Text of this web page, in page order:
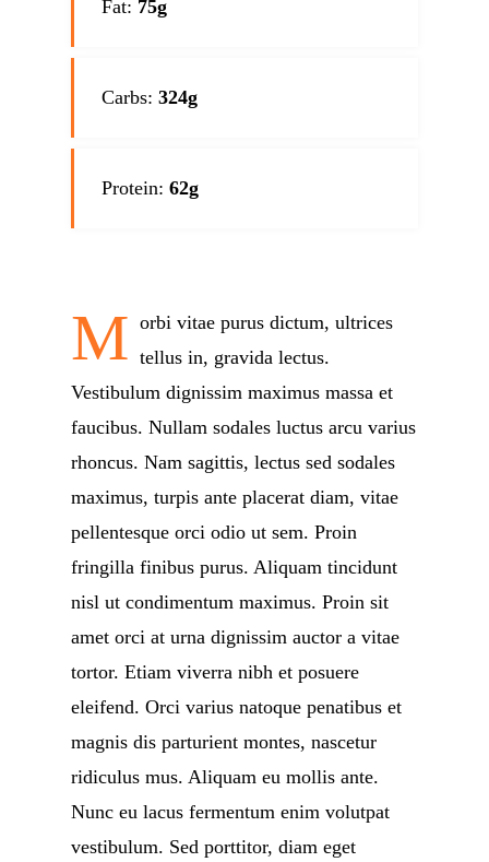
Fat: 75g
Carbs: 324g
Protein: 62g
M orbi vitae purus dictum, ultrices
tellus in, gravida lectus.
Vestibulum dignissim maximus massa et
faucibus. Nullam sodales luctus arcu varius
rhoncus. Nam sagittis, lectus sed sodales
maximus, turpis ante placerat diam, vitae
pellentesque orci odio ut sem. Proin
fringilla finibus purus. Aliquam tincidunt
nisl ut condimentum maximus. Proin sit
amet orci at urna dignissim auctor a vitae
tortor. Etiam viverra nibh et posuere
eleifend. Orci varius natoque penatibus et
magnis dis parturient montes, nascetur
ridiculus mus. Aliquam eu mollis ante.
Nunc eu lacus fermentum enim volutpat
vestibulum. Sed porttitor, diam eget